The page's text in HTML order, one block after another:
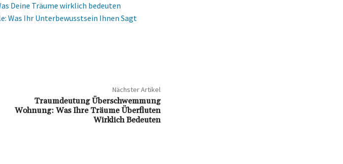
Deine Träume wirklich bedeuten
Was Ihr Unterbewusstsein Ihnen Sagt
Nächster Artikel
Traumdeutung Überschwemmung
Wohnung: Was Ihre Träume Überfluten
Wirklich Bedeuten